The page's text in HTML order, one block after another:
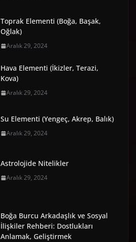
Toprak Elementi (Boğa, Başak,
Oğlak)
Aralık 29, 2024
Hava Elementi (İkizler, Terazi,
Kova)
Aralık 29, 2024
Su Elementi (Yengeç, Akrep, Balık)
Aralık 29, 2024
Astrolojide Nitelikler
Aralık 29, 2024
Boğa Burcu Arkadaşlık ve Sosyal
İlişkiler Rehberi: Dostlukları
Anlamak, Geliştirmek